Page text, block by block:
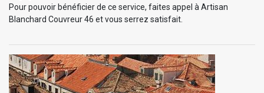
Pour pouvoir bénéficier de ce service, faites appel à Artisan
Blanchard Couvreur 46 et vous serrez satisfait.